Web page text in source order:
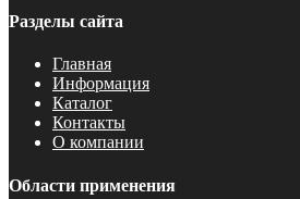
Разделы сайта
Главная
Информация
Каталог
Контакты
О компании
Области применения